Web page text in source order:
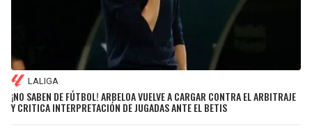
LALIGA
¡NO SABEN DE FÚTBOL! ARBELOA VUELVE A CARGAR CONTRA EL ARBITRAJE
Y CRITICA INTERPRETACIÓN DE JUGADAS ANTE EL BETIS